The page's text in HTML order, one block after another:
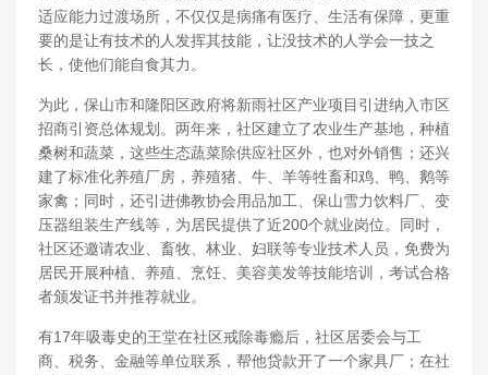
适应能力过渡场所，不仅仅是病痛有医疗、生活有保障，更重
要的是让有技术的人发挥其技能，让没技术的人学会一技之
长，使他们能自食其力。
为此，保山市和隆阳区政府将新雨社区产业项目引进纳入市区
招商引资总体规划。两年来，社区建立了农业生产基地，种植
桑树和蔬菜，这些生态蔬菜除供应社区外，也对外销售；还兴
建了标准化养殖厂房，养殖猪、牛、羊等牲畜和鸡、鸭、鹅等
家禽；同时，还引进佛教协会用品加工、保山雪力饮料厂、变
压器组装生产线等，为居民提供了近200个就业岗位。同时，
社区还邀请农业、畜牧、林业、妇联等专业技术人员，免费为
居民开展种植、养殖、烹饪、美容美发等技能培训，考试合格
者颁发证书并推荐就业。
有17年吸毒史的王堂在社区戒除毒瘾后，社区居委会与工
商、税务、金融等单位联系，帮他贷款开了一个家具厂；在社